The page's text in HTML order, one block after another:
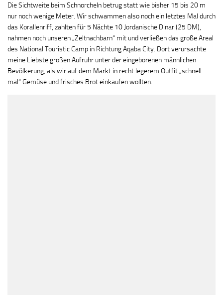
Die Sichtweite beim Schnorcheln betrug statt wie bisher 15 bis 20 m
nur noch wenige Meter. Wir schwammen also noch ein letztes Mal durch
das Korallenriff, zahlten für 5 Nächte 10 Jordanische Dinar (25 DM),
nahmen noch unseren „Zeltnachbarn“ mit und verließen das große Areal
des National Touristic Camp in Richtung Aqaba City. Dort verursachte
meine Liebste großen Aufruhr unter der eingeborenen männlichen
Bevölkerung, als wir auf dem Markt in recht legerem Outfit „schnell
mal“ Gemüse und frisches Brot einkaufen wollten.